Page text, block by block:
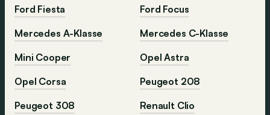
Ford Fiesta
Ford Focus
Mercedes A-Klasse
Mercedes C-Klasse
Mini Cooper
Opel Astra
Opel Corsa
Peugeot 208
Peugeot 308
Renault Clio